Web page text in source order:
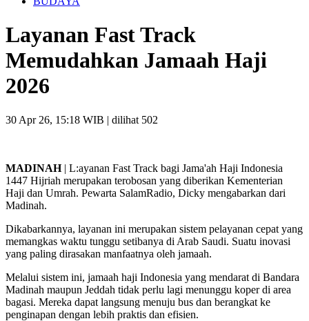
Layanan Fast Track
Memudahkan Jamaah Haji
2026
30 Apr 26, 15:18 WIB | dilihat 502
MADINAH| L:ayanan Fast Track bagi Jama'ah Haji Indonesia
1447 Hijriah merupakan terobosan yang diberikan Kementerian
Haji dan Umrah. Pewarta SalamRadio, Dicky mengabarkan dari
Madinah.
Dikabarkannya, layanan ini merupakan sistem pelayanan cepat yang
memangkas waktu tunggu setibanya di Arab Saudi. Suatu inovasi
yang paling dirasakan manfaatnya oleh jamaah.
Melalui sistem ini, jamaah haji Indonesia yang mendarat di Bandara
Madinah maupun Jeddah tidak perlu lagi menunggu koper di area
bagasi. Mereka dapat langsung menuju bus dan berangkat ke
penginapan dengan lebih praktis dan efisien.